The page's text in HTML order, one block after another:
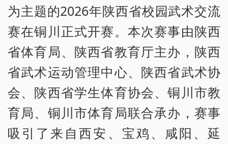
为主题的2026年陕西省校园武术交流
赛在铜川正式开赛。本次赛事由陕西
省体育局、陕西省教育厅主办，陕西
省武术运动管理中心、陕西省武术协
会、陕西省学生体育协会、铜川市教
育局、铜川市体育局联合承办，赛事
吸引了来自西安、宝鸡、咸阳、延